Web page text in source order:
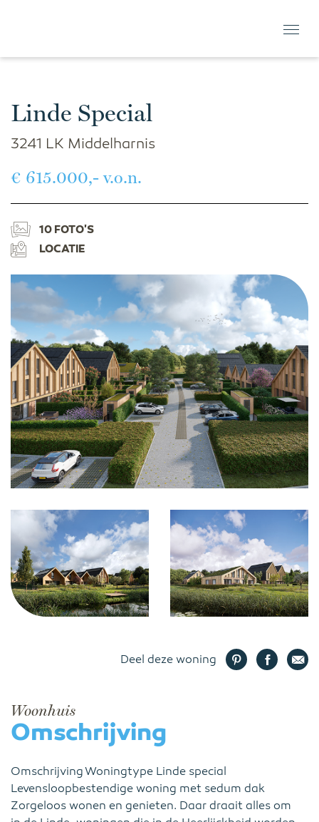
Linde Special
3241 LK Middelharnis
€ 615.000,- v.o.n.
10 FOTO'S
LOCATIE
Deel deze woning
Woonhuis
Omschrijving
Omschrijving Woningtype Linde special
Levensloopbestendige woning met sedum dak
Zorgeloos wonen en genieten. Daar draait alles om